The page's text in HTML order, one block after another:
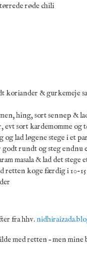
røde chili
koriander & gurkemeje
hing, sort sennep &
sort kardemomme og
lad løgene stege i et
rundt og steg endnu
masala & lad det
retten koge færdig i 10-
fra hhv.
med retten – men